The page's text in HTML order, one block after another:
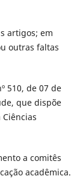
artigos; em
outras faltas
510, de 07 de
que dispõe
a comitês
acadêmica.